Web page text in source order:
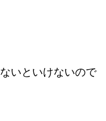
いといけないので